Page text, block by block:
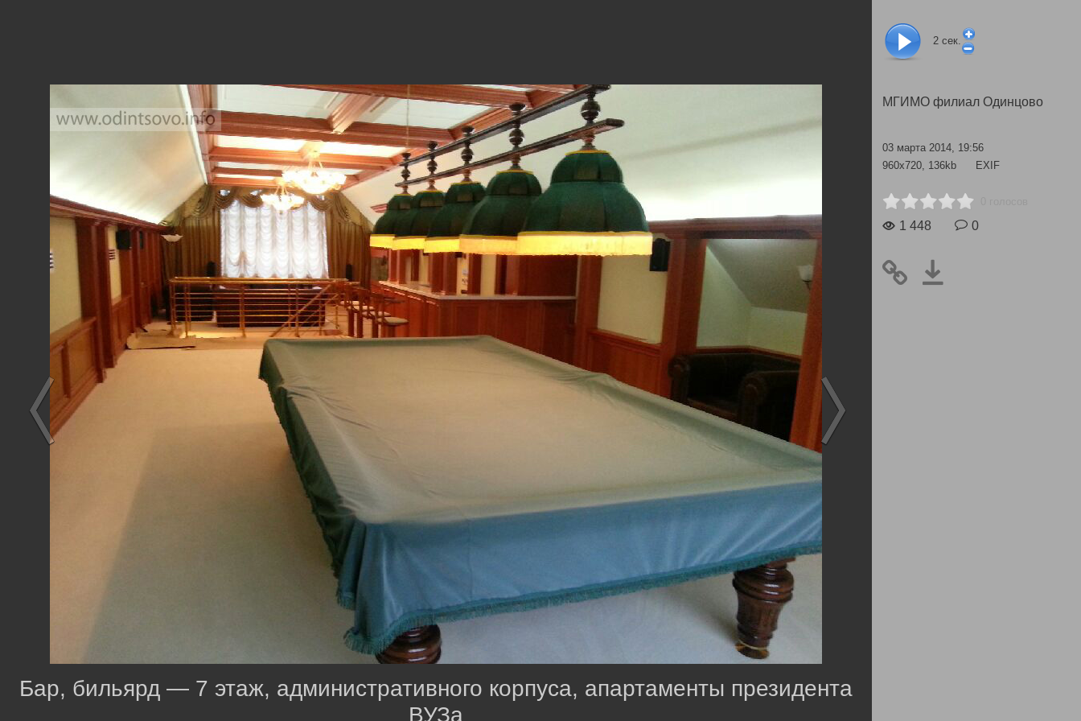
2 сек.
МГИМО филиал Одинцово
03 марта 2014, 19:56
960x720, 136kb
EXIF
1 448 0
Бар, бильярд — 7 этаж, административного корпуса, апартаменты президента
ВУЗа